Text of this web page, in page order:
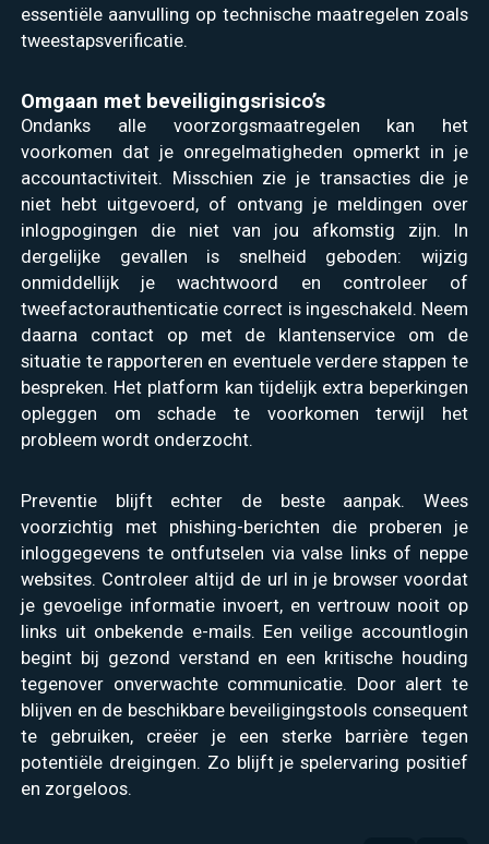
essentiële aanvulling op technische maatregelen zoals
tweestapsverificatie.
Omgaan met beveiligingsrisico’s
Ondanks alle voorzorgsmaatregelen kan het
voorkomen dat je onregelmatigheden opmerkt in je
accountactiviteit. Misschien zie je transacties die je
niet hebt uitgevoerd, of ontvang je meldingen over
inlogpogingen die niet van jou afkomstig zijn. In
dergelijke gevallen is snelheid geboden: wijzig
onmiddellijk je wachtwoord en controleer of
tweefactorauthenticatie correct is ingeschakeld. Neem
daarna contact op met de klantenservice om de
situatie te rapporteren en eventuele verdere stappen te
bespreken. Het platform kan tijdelijk extra beperkingen
opleggen om schade te voorkomen terwijl het
probleem wordt onderzocht.
Preventie blijft echter de beste aanpak. Wees
voorzichtig met phishing-berichten die proberen je
inloggegevens te ontfutselen via valse links of neppe
websites. Controleer altijd de url in je browser voordat
je gevoelige informatie invoert, en vertrouw nooit op
links uit onbekende e-mails. Een veilige accountlogin
begint bij gezond verstand en een kritische houding
tegenover onverwachte communicatie. Door alert te
blijven en de beschikbare beveiligingstools consequent
te gebruiken, creëer je een sterke barrière tegen
potentiële dreigingen. Zo blijft je spelervaring positief
en zorgeloos.